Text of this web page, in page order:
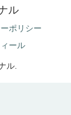
ル
ポリシー
ール
ル.